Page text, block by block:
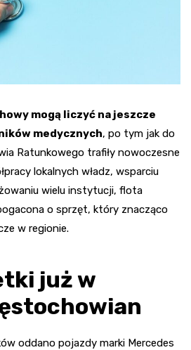
mogą liczyć na jeszcze
medycznych, po tym jak do
Ratunkowego trafiły nowoczesne
lokalnych władz, wsparciu
wielu instytucji, flota
o sprzęt, który znacząco
w regionie.
już w
oddano pojazdy marki Mercedes